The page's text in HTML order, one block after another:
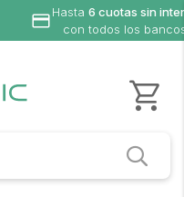
Hasta 6 cuotas sin
con todos los